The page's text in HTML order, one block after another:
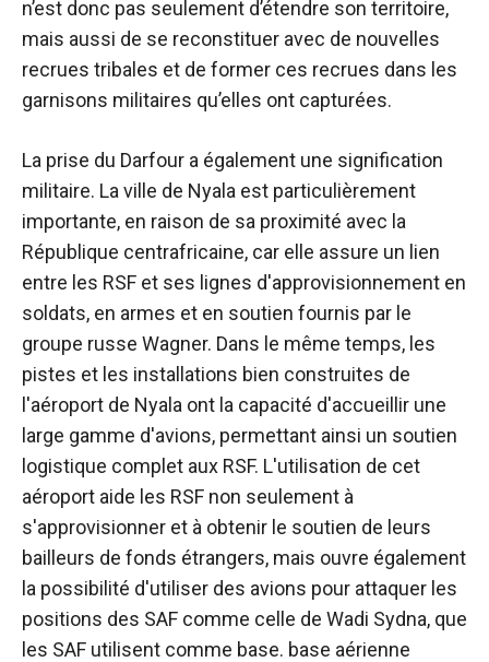
n’est donc pas seulement d’étendre son territoire,
mais aussi de se reconstituer avec de nouvelles
recrues tribales et de former ces recrues dans les
garnisons militaires qu’elles ont capturées.
La prise du Darfour a également une signification
militaire. La ville de Nyala est particulièrement
importante, en raison de sa proximité avec la
République centrafricaine, car elle assure un lien
entre les RSF et ses lignes d'approvisionnement en
soldats, en armes et en soutien fournis par le
groupe russe Wagner. Dans le même temps, les
pistes et les installations bien construites de
l'aéroport de Nyala ont la capacité d'accueillir une
large gamme d'avions, permettant ainsi un soutien
logistique complet aux RSF. L'utilisation de cet
aéroport aide les RSF non seulement à
s'approvisionner et à obtenir le soutien de leurs
bailleurs de fonds étrangers, mais ouvre également
la possibilité d'utiliser des avions pour attaquer les
positions des SAF comme celle de Wadi Sydna, que
les SAF utilisent comme base. base aérienne